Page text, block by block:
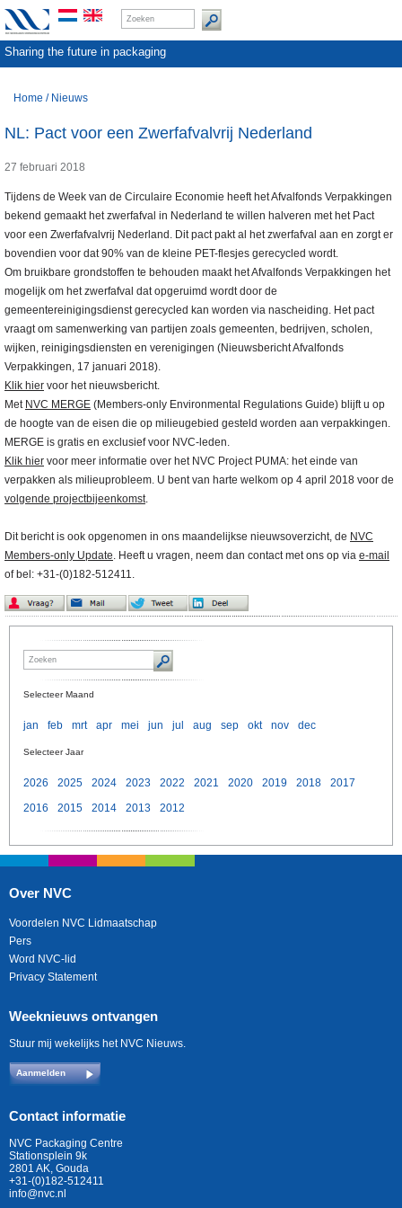
Sharing the future in packaging
Home / Nieuws
NL: Pact voor een Zwerfafvalvrij Nederland
27 februari 2018
Tijdens de Week van de Circulaire Economie heeft het Afvalfonds Verpakkingen
bekend gemaakt het zwerfafval in Nederland te willen halveren met het Pact
voor een Zwerfafvalvrij Nederland. Dit pact pakt al het zwerfafval aan en zorgt er
bovendien voor dat 90% van de kleine PET-flesjes gerecycled wordt.
Om bruikbare grondstoffen te behouden maakt het Afvalfonds Verpakkingen het
mogelijk om het zwerfafval dat opgeruimd wordt door de
gemeentereinigingsdienst gerecycled kan worden via nascheiding. Het pact
vraagt om samenwerking van partijen zoals gemeenten, bedrijven, scholen,
wijken, reinigingsdiensten en verenigingen (Nieuwsbericht Afvalfonds
Verpakkingen, 17 januari 2018).
Klik hier voor het nieuwsbericht.
Met NVC MERGE (Members-only Environmental Regulations Guide) blijft u op
de hoogte van de eisen die op milieugebied gesteld worden aan verpakkingen.
MERGE is gratis en exclusief voor NVC-leden.
Klik hier voor meer informatie over het NVC Project PUMA: het einde van
verpakken als milieuprobleem. U bent van harte welkom op 4 april 2018 voor de
volgende projectbijeenkomst.
Dit bericht is ook opgenomen in ons maandelijkse nieuwsoverzicht, de NVC
Members-only Update. Heeft u vragen, neem dan contact met ons op via e-mail
of bel: +31-(0)182-512411.
Selecteer Maand
jan feb mrt apr mei jun jul aug sep okt nov dec
Selecteer Jaar
2026 2025 2024 2023 2022 2021 2020 2019 2018
2017
2016
2015 2014 2013 2012
Over NVC
Voordelen NVC Lidmaatschap
Pers
Word NVC-lid
Privacy Statement
Weeknieuws ontvangen
Stuur mij wekelijks het NVC Nieuws.
Aanmelden
Contact informatie
NVC Packaging Centre
Stationsplein 9k
2801 AK, Gouda
+31-(0)182-512411
info@nvc.nl